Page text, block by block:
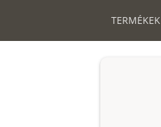
TERMÉKEK